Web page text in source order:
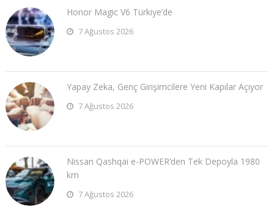
Honor Magic V6 Türkiye’de
7 Ağustos 2026
Yapay Zeka, Genç Girişimcilere Yeni Kapılar Açıyor
7 Ağustos 2026
Nissan Qashqai e-POWER’den Tek Depoyla 1980
km
7 Ağustos 2026